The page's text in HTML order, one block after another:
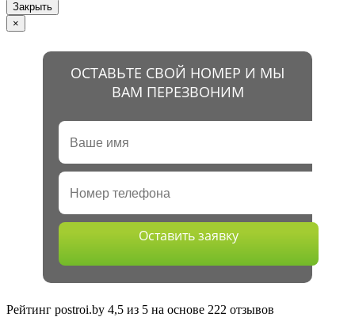
Закрыть
×
ОСТАВЬТЕ СВОЙ НОМЕР И МЫ
ВАМ ПЕРЕЗВОНИМ
Оставить заявку
Рейтинг postroi.by 4,5 из 5 на основе 222 отзывов